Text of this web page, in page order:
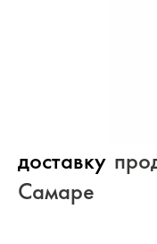
доставку
Самаре